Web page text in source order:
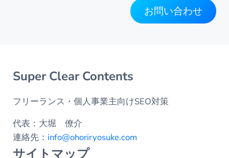
お問い合わせ
Super Clear Contents
フリーランス・個人事業主向けSEO対策
代表：大堀 僚介
連絡先： info@ohoriryosuke.com
サイトマップ